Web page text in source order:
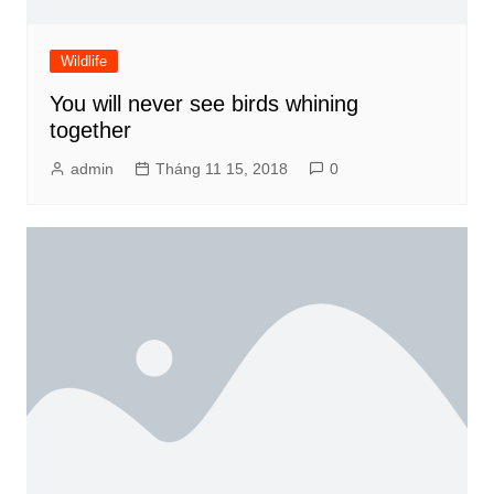
Wildlife
You will never see birds whining
together
admin Tháng 11 15, 2018 0